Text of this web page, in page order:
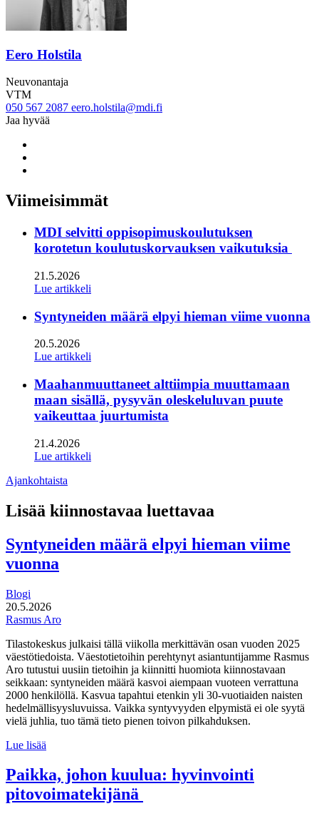
Eero Holstila
Neuvonantaja
VTM
050 567 2087 eero.holstila@mdi.fi
Jaa hyvää
twitter
Viimeisimmät
MDI selvitti oppisopimuskoulutuksen
korotetun koulutuskorvauksen vaikutuksia
21.5.2026
Lue artikkeli
Syntyneiden määrä elpyi hieman viime vuonna
20.5.2026
Lue artikkeli
Maahanmuuttaneet alttiimpia muuttamaan
maan sisällä, pysyvän oleskeluluvan puute
vaikeuttaa juurtumista
21.4.2026
Lue artikkeli
Ajankohtaista
Lisää kiinnostavaa luettavaa
Syntyneiden määrä elpyi hieman viime
vuonna
Blogi
20.5.2026
Rasmus Aro
Tilastokeskus julkaisi tällä viikolla merkittävän osan vuoden 2025
väestötiedoista. Väestotietoihin perehtynyt asiantuntijamme Rasmus
Aro tutustui uusiin tietoihin ja kiinnitti huomiota kiinnostavaan
seikkaan: syntyneiden määrä kasvoi aiempaan vuoteen verrattuna
2000 henkilöllä. Kasvua tapahtui etenkin yli 30-vuotiaiden naisten
hedelmällisyysluvuissa. Vaikka syntyvyyden elpymistä ei ole syytä
vielä juhlia, tuo tämä tieto pienen toivon pilkahduksen.
Lue lisää
elpyi
hieman
viime
Paikka, johon kuulua: hyvinvointi
pitovoimatekijänä